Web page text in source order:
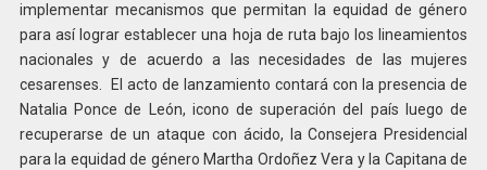
implementar mecanismos que permitan la equidad de género
para así lograr establecer una hoja de ruta bajo los lineamientos
nacionales y de acuerdo a las necesidades de las mujeres
cesarenses. El acto de lanzamiento contará con la presencia de
Natalia Ponce de León, icono de superación del país luego de
recuperarse de un ataque con ácido, la Consejera Presidencial
para la equidad de género Martha Ordoñez Vera y la Capitana de